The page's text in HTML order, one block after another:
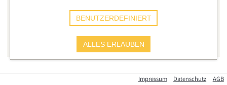
Das Essen wird teurer, die Mieten steigen, der Gaspreis geht
Impressum Datenschutz AGB
BENUTZERDEFINIERT
ALLES ERLAUBEN